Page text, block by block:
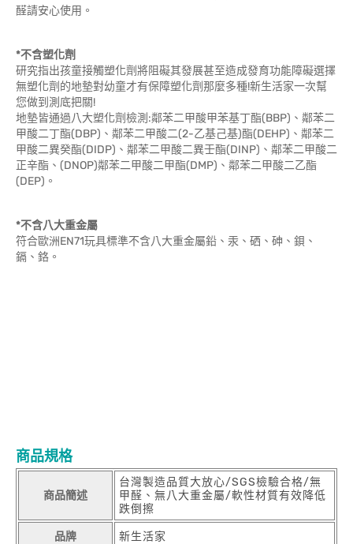
醛請安心使用。
*不含塑化劑
研究指出孩童接觸塑化劑將阻礙其發展甚至造成發育功能障礙選擇
無塑化劑的地墊對幼童才有保障塑化劑那麼多種!新生活家一次幫
您做到測底把關!
地墊皆通過八大塑化劑檢測:鄰苯二甲酸甲苯基丁酯(BBP)、鄰苯二
甲酸二丁酯(DBP)、鄰苯二甲酸二(2-乙基己基)酯(DEHP)、鄰苯二
甲酸二異癸酯(DIDP)、鄰苯二甲酸二異壬酯(DINP)、鄰苯二甲酸二
正辛酯、(DNOP)鄰苯二甲酸二甲酯(DMP)、鄰苯二甲酸二乙酯
(DEP)。
*不含八大重金屬
符合歐洲EN71玩具標準不含八大重金屬鉛、汞、硒、砷、鋇、
鎘、鉻。
商品規格
商品簡述
台灣製造品質大放心/SGS檢驗合格/無
甲醛、無八大重金屬/軟性材質有效降低
跌倒擦
品牌 新生活家